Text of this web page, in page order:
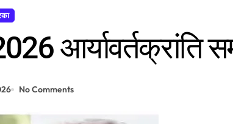
आर्यावर्तक्रांति
No Comments